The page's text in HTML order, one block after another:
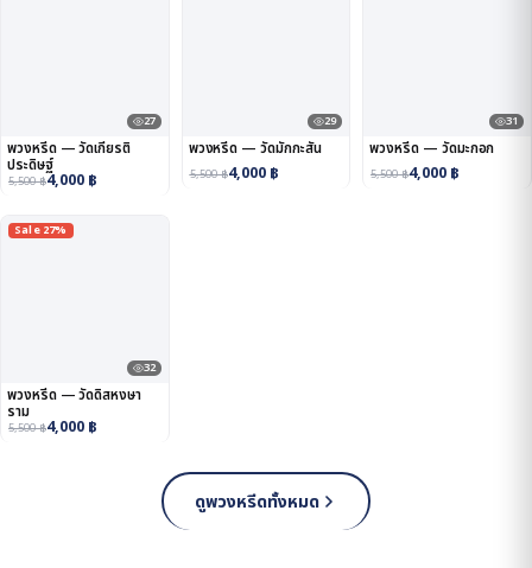
27
พวงหรีด — วัดเกียรติ
ประดิษฐ์
5,500฿4,000 ฿
29
พวงหรีด — วัดมักกะสัน
5,500฿4,000 ฿
31
พวงหรีด — วัดมะกอก
5,500฿4,000 ฿
Sale 27%
32
พวงหรีด — วัดดิสหงษา
ราม
5,500฿4,000 ฿
ดูพวงหรีดทั้งหมด